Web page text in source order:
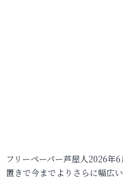
フリーペーパー芦屋人2026年
置きで今までよりさらに幅広